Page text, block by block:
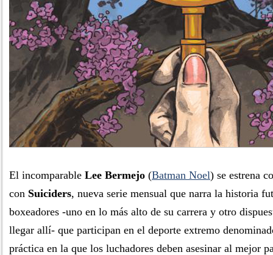
El incomparable Lee Bermejo (Batman Noel) se estrena
con Suiciders, nueva serie mensual que narra la historia
boxeadores -uno en lo más alto de su carrera y otro
llegar allí- que participan en el deporte extremo
práctica en la que los luchadores deben asesinar al mejor